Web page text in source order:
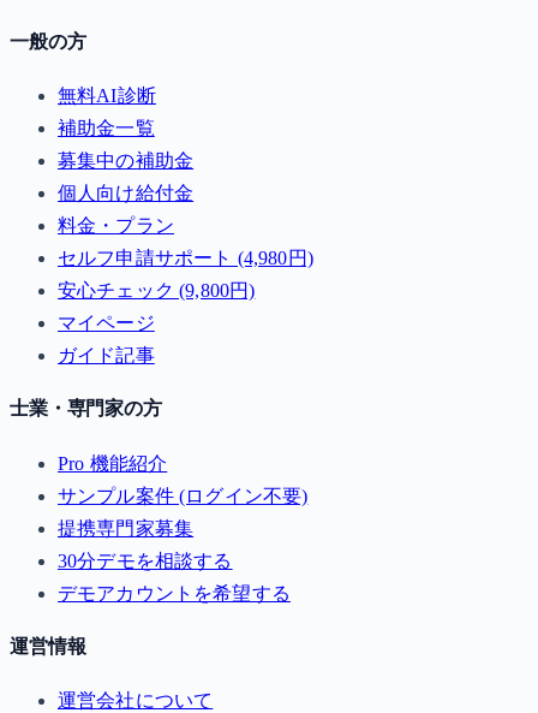
一般の方
無料AI診断
補助金一覧
募集中の補助金
個人向け給付金
料金・プラン
セルフ申請サポート (4,980円)
安心チェック (9,800円)
マイページ
ガイド記事
士業・専門家の方
Pro 機能紹介
サンプル案件 (ログイン不要)
提携専門家募集
30分デモを相談する
デモアカウントを希望する
運営情報
運営会社について